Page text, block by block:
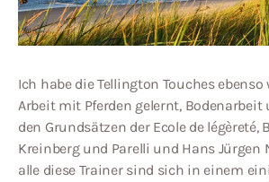
Ich habe die Tellington Touches
Arbeit mit Pferden gelernt, Bodenarbeit
den Grundsätzen der Ecole de légèreté,
Kreinberg und Parelli und Hans Jürgen
alle diese Trainer sind sich in einem